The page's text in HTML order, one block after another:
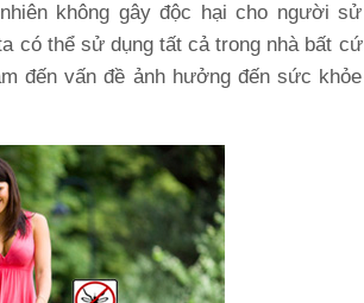
không gây độc hại cho người sử
có thể sử dụng tất cả trong nhà bất cứ
đến vấn đề ảnh hưởng đến sức khỏe